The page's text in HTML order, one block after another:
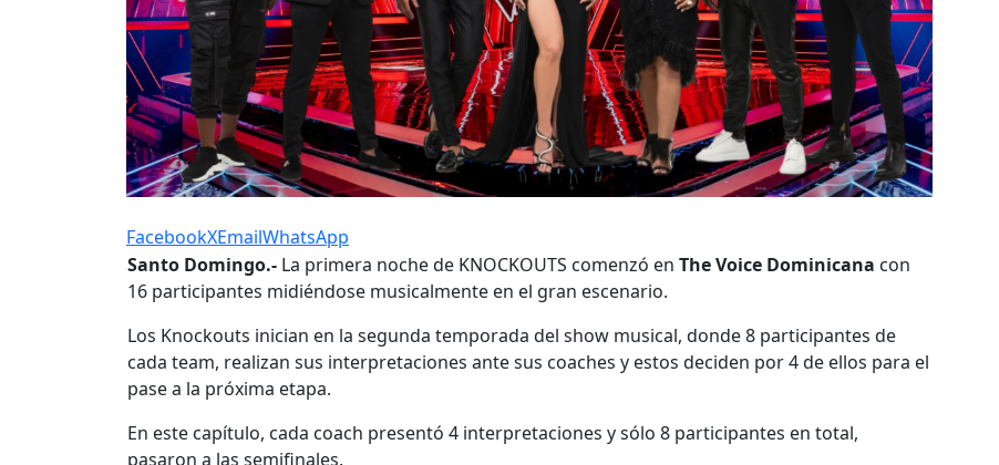
FacebookXEmailWhatsApp
Santo Domingo.- La primera noche de KNOCKOUTS comenzó en The Voice Dominicana con
16 participantes midiéndose musicalmente en el gran escenario.
Los Knockouts inician en la segunda temporada del show musical, donde 8 participantes de
cada team, realizan sus interpretaciones ante sus coaches y estos deciden por 4 de ellos para el
pase a la próxima etapa.
En este capítulo, cada coach presentó 4 interpretaciones y sólo 8 participantes en total,
pasaron a las semifinales.